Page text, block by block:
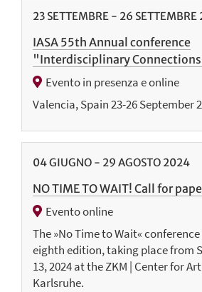
23 SETTEMBRE - 26 SETTEMBRE
IASA 55th Annual conference
"Interdisciplinary
Evento in presenza e online
Valencia, Spain 23-26 September
04GIUGNO - 29 AGOSTO 2024
NO TIME TO WAIT! Call for
Evento online
The »No Time to Wait«
eighth edition, taking place from
13, 2024 at the ZKM | Center for
Karlsruhe.